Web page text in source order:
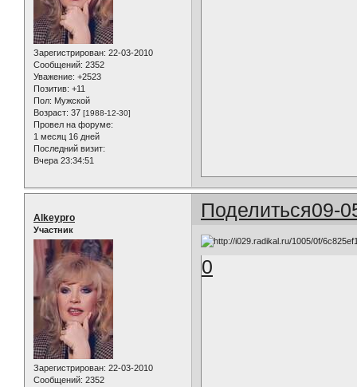
Зарегистрирован: 22-03-2010
Сообщений: 2352
Уважение: +2523
Позитив: +11
Пол: Мужской
Возраст: 37 [1988-12-30]
Провел на форуме:
1 месяц 16 дней
Последний визит:
Вчера 23:34:51
Поделиться09-
Alkeypro
Участник
Зарегистрирован: 22-03-2010
Сообщений: 2352
0